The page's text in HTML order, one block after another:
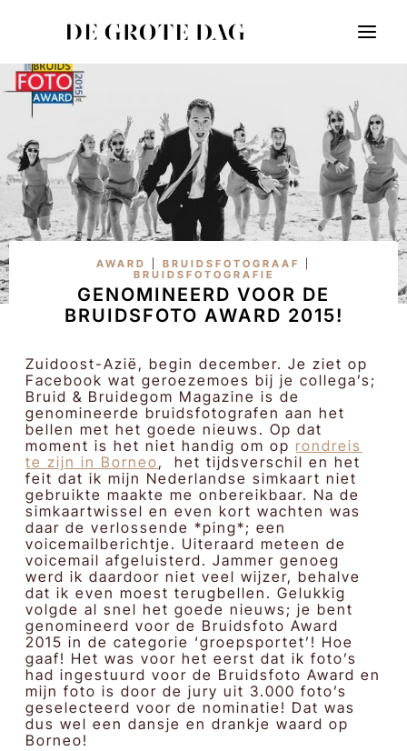
AWARD BRUIDSFOTOGRAAF
BRUIDSFOTOGRAFIE
GENOMINEERD VOOR DE
BRUIDSFOTO AWARD 2015!
Zuidoost-Azië, begin december. Je ziet op
Facebook wat geroezemoes bij je collega’s;
Bruid & Bruidegom Magazine is de
genomineerde bruidsfotografen aan het
bellen met het goede nieuws. Op dat
moment is het niet handig om op rondreis
te zijn in Borneo, het tijdsverschil en het
feit dat ik mijn Nederlandse simkaart niet
gebruikte maakte me onbereikbaar. Na de
simkaartwissel en even kort wachten was
daar de verlossende *ping*; een
voicemailberichtje. Uiteraard meteen de
voicemail afgeluisterd. Jammer genoeg
werd ik daardoor niet veel wijzer, behalve
dat ik even moest terugbellen. Gelukkig
volgde al snel het goede nieuws; je bent
genomineerd voor de Bruidsfoto Award
2015 in de categorie ‘groepsportet’! Hoe
gaaf! Het was voor het eerst dat ik foto’s
had ingestuurd voor de Bruidsfoto Award en
mijn foto is door de jury uit 3.000 foto’s
geselecteerd voor de nominatie! Dat was
dus wel een dansje en drankje waard op
Borneo!